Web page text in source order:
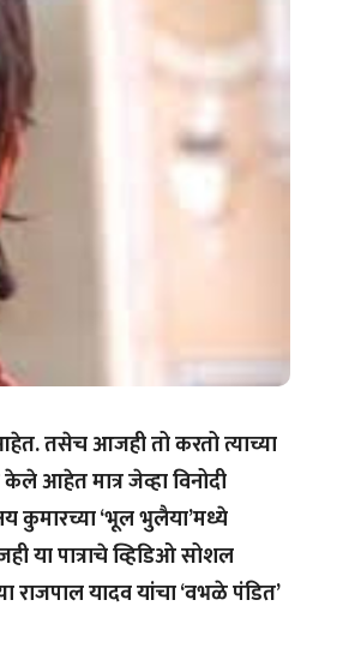
तसेच आजही तो करतो त्याच्या
आहेत मात्र जेव्हा विनोदी
कुमारच्या ‘भूल भुलैया’मध्ये
या पात्राचे व्हिडिओ सोशल
राजपाल यादव यांचा ‘वभळे पंडित’